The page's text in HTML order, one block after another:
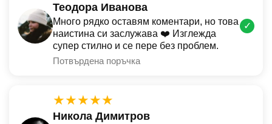
Теодора Иванова
Много рядко оставям коментари, но това
наистина си заслужава ❤️ Изглежда
супер стилно и се пере без проблем.
Потвърдена поръчка
✓
★★★★★
Никола Димитров